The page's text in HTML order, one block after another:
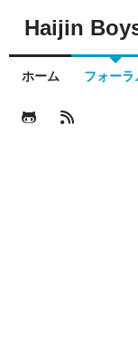
Haijin
ホーム フォーラ